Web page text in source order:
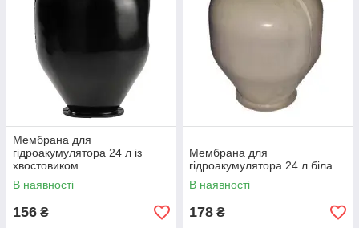
Мембрана для
гідроакумулятора 24 л із
хвостовиком
В наявності
156 ₴
Мембрана для
гідроакумулятора 24 л біла
В наявності
178 ₴